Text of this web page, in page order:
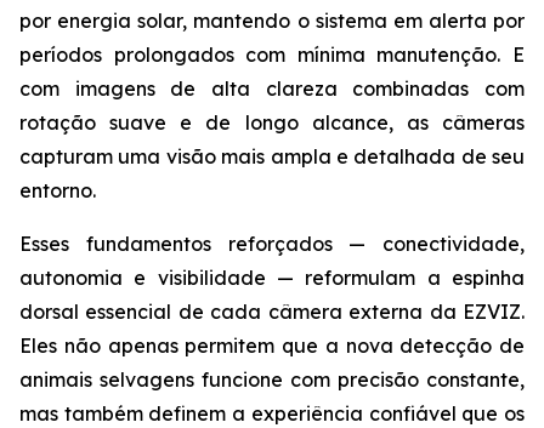
por energia solar, mantendo o sistema em alerta por
períodos prolongados com mínima manutenção. E
com imagens de alta clareza combinadas com
rotação suave e de longo alcance, as câmeras
capturam uma visão mais ampla e detalhada de seu
entorno.
Esses fundamentos reforçados — conectividade,
autonomia e visibilidade — reformulam a espinha
dorsal essencial de cada câmera externa da EZVIZ.
Eles não apenas permitem que a nova detecção de
animais selvagens funcione com precisão constante,
mas também definem a experiência confiável que os